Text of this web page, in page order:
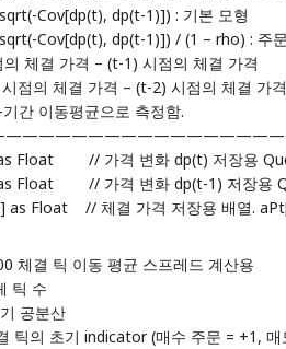
Cov[dp(t), dp(t-1)]) : 기본 모형
Cov[dp(t), dp(t-1)]) / (1 – rho) : 주
체결 가격 – (t-1) 시점의 체결 가격
점의 체결 가격 – (t-2) 시점의 체결 가격
간 이동평균으로 측정함.
Float // 가격 변화 dp(t) 저장용
Float // 가격 변화 dp(t-1) 저장용
as Float // 체결 가격 저장용 배열.
결 틱 이동 평균 스프레드 계산용
수
공분산
의 초기 indicator (매수 주문 = +1, 매